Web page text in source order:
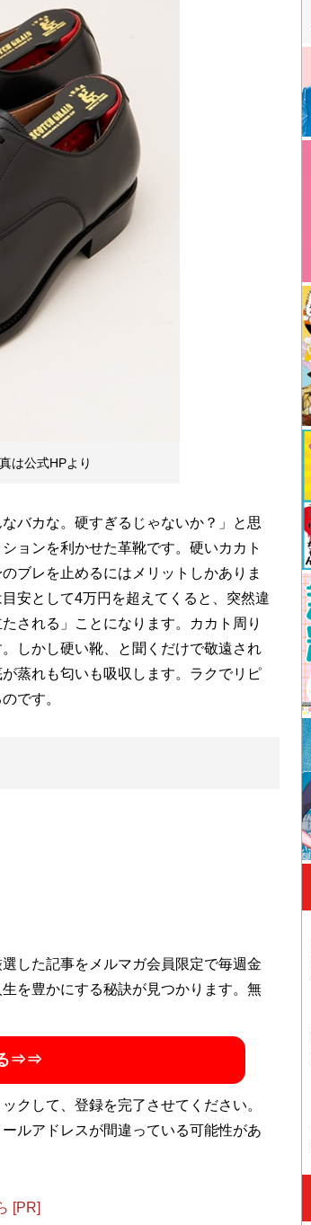
は公式HPより
バカな。硬すぎるじゃないか？」と思
ョンを利かせた革靴です。硬いカカト
ブレを止めるにはメリットしかありま
安として4万円を超えてくると、突然違
される」ことになります。カカト周り
しかし硬い靴、と聞くだけで敬遠され
蒸れも匂いも吸収します。ラクでリピ
です。
らリペアの世界へ。現在「全国どこで
ャリスト』。靴のブログを毎日書いて
』
える正しい靴の選びかた 』（扶桑社）
で見事に一発矯正したことで話題に
した記事をメルマガ会員限定で毎週金
を豊かにする秘訣が見つかります。無
る⇒⇒
クして、登録を完了させてください。
ルアドレスが間違っている可能性があ
[PR]